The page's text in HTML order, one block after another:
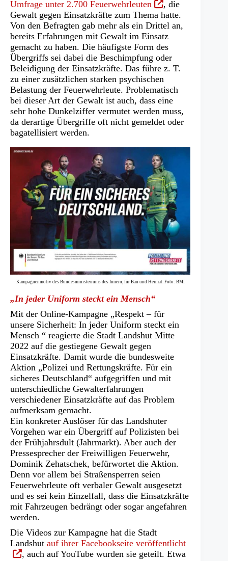
Umfrage unter 2.700 Feuerwehrleuten (Öffnet
in
einem
neuen
Tab)
, die
Gewalt gegen Einsatzkräfte zum Thema hatte.
Von den Befragten gab mehr als ein Drittel an,
bereits Erfahrungen mit Gewalt im Einsatz
gemacht zu haben. Die häufigste Form des
Übergriffs sei dabei die Beschimpfung oder
Beleidigung der Einsatzkräfte. Das führe z. T.
zu einer zusätzlichen starken psychischen
Belastung der Feuerwehrleute. Problematisch
bei dieser Art der Gewalt ist auch, dass eine
sehr hohe Dunkelziffer vermutet werden muss,
da derartige Übergriffe oft nicht gemeldet oder
bagatellisiert werden.
Kampagnenmotiv des Bundesministeriums des Innern, für Bau und Heimat. Foto: BMI
„In jeder Uniform steckt ein Mensch“
Mit der Online-Kampagne „Respekt – für
unsere Sicherheit: In jeder Uniform steckt ein
Mensch “ reagierte die Stadt Landshut Mitte
2022 auf die gestiegene Gewalt gegen
Einsatzkräfte. Damit wurde die bundesweite
Aktion „Polizei und Rettungskräfte. Für ein
sicheres Deutschland“ aufgegriffen und mit
unterschiedliche Gewalterfahrungen
verschiedener Einsatzkräfte auf das Problem
aufmerksam gemacht.
Ein konkreter Auslöser für das Landshuter
Vorgehen war ein Übergriff auf Polizisten bei
der Frühjahrsdult (Jahrmarkt). Aber auch der
Pressesprecher der Freiwilligen Feuerwehr,
Dominik Zehatschek, befürwortet die Aktion.
Denn vor allem bei Straßensperren seien
Feuerwehrleute oft verbaler Gewalt ausgesetzt
und es sei kein Einzelfall, dass die Einsatzkräfte
mit Fahrzeugen bedrängt oder sogar angefahren
werden.
Die Videos zur Kampagne hat die Stadt
Landshut auf ihrer Facebookseite veröffentlicht(Öffnet
, auch auf YouTube wurden sie geteilt. Etwa